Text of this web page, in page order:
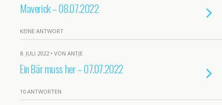
Maverick – 08.07.2022
KEINE ANTWORT
8. JULI 2022 • VON ANTJE
Ein Bär muss her – 07.07.2022
10 ANTWORTEN